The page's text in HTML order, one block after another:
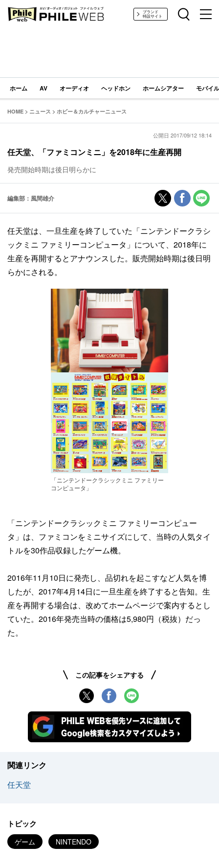
PHILE WEB｜AV/オーディオ/ガジェットブランド
特設サイト
ホーム AV オーディオ ヘッドホン ホームシアター モバイ
HOME > ニュース > ホビー＆カルチャーニュース
公開日 2017/09/12 18:14
任天堂、「ファミコンミニ」を2018年に生産再開
発売開始時期は後日明らかに
編集部：風間雄介
任天堂は、一旦生産を終了していた「ニンテンドークラシ
ックミニ ファミリーコンピュータ」について、2018年に
生産を再開するとアナウンスした。販売開始時期は後日明
らかにされる。
「ニンテンドークラシックミニ ファミリー
コンピュータ」
「ニンテンドークラシックミニ ファミリーコンピュー
タ」は、ファミコンをミニサイズにして、当時の人気タイ
トルを30作品収録したゲーム機。
2016年11月10日に発売し、品切れを起こすなど人気を博
したが、2017年4月14日に一旦生産を終了すると告知。生
産を再開する場合は、改めてホームページで案内するとし
ていた。2016年発売当時の価格は5,980円（税抜）だっ
た。
この記事をシェアする
関連リンク
任天堂
トピック
ゲーム NINTENDO